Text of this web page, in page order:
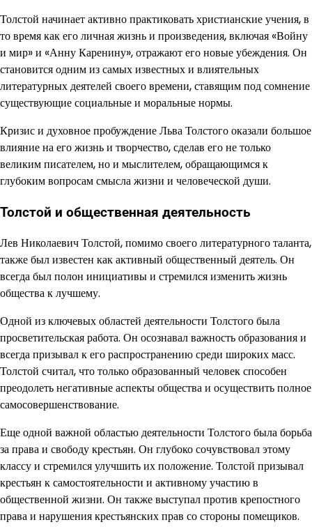
Толстой начинает активно практиковать христианские учения, в
то время как его личная жизнь и произведения, включая «Войну
и мир» и «Анну Каренину», отражают его новые убеждения. Он
становится одним из самых известных и влиятельных
литературных деятелей своего времени, ставящим под сомнение
существующие социальные и моральные нормы.
Кризис и духовное пробуждение Льва Толстого оказали большое
влияние на его жизнь и творчество, сделав его не только
великим писателем, но и мыслителем, обращающимся к
глубоким вопросам смысла жизни и человеческой души.
Толстой и общественная деятельность
Лев Николаевич Толстой, помимо своего литературного таланта,
также был известен как активный общественный деятель. Он
всегда был полон инициативы и стремился изменить жизнь
общества к лучшему.
Одной из ключевых областей деятельности Толстого была
просветительская работа. Он осознавал важность образования и
всегда призывал к его распространению среди широких масс.
Толстой считал, что только образованный человек способен
преодолеть негативные аспекты общества и осуществить полное
самосовершенствование.
Еще одной важной областью деятельности Толстого была борьба
за права и свободу крестьян. Он глубоко сочувствовал этому
классу и стремился улучшить их положение. Толстой призывал
крестьян к самостоятельности и активному участию в
общественной жизни. Он также выступал против крепостного
права и нарушения крестьянских прав со стороны помещиков.